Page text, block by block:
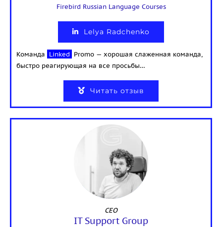
Firebird Russian Language Courses
Lelya Radchenko
Команда Linked Promo — хорошая слаженная команда,
быстро реагирующая на все просьбы…
Читать отзыв
CEO
IT Support Group